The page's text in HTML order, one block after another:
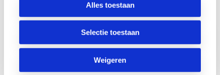
Alles toestaan
Selectie toestaan
Weigeren
Volgende
Lees
Vorige